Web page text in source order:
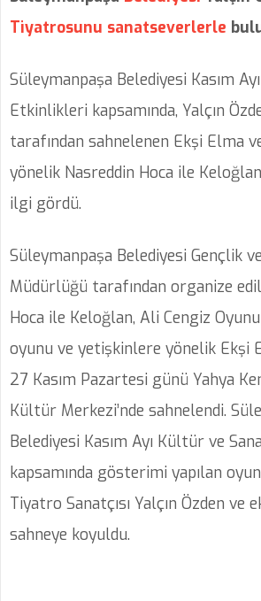
Tiyatrosunu sanatseverlerle
Süleymanpaşa Belediyesi Kasım
Etkinlikleri kapsamında, Yalçın
tarafından sahnelenen Ekşi Elma
yönelik Nasreddin Hoca ile
ilgi gördü.
Süleymanpaşa Belediyesi Gençlik
Müdürlüğü tarafından organize
Hoca ile Keloğlan, Ali Cengiz
oyunu ve yetişkinlere yönelik Ekşi
27 Kasım Pazartesi günü Yahya
Kültür Merkezi’nde sahnelendi.
Belediyesi Kasım Ayı Kültür ve
kapsamında gösterimi yapılan
Tiyatro Sanatçısı Yalçın Özden ve
sahneye koyuldu.